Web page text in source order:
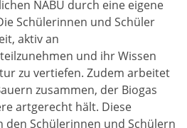
NABU durch eine eigene
Schülerinnen und Schüler
aktiv an
und ihr Wissen
zu vertiefen. Zudem arbeitet
zusammen, der Biogas
artgerecht hält. Diese
den Schülerinnen und Schülern